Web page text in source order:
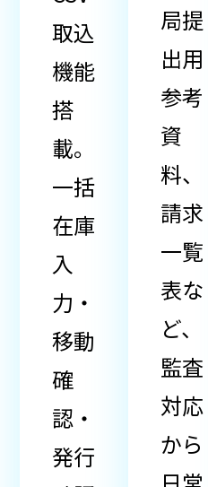
取込
機能
搭
載。
一括
在庫
入
力・
移動
確
認・
発行
局提
出用
参考
資
料、
請求
一覧
表な
ど、
監査
対応
から